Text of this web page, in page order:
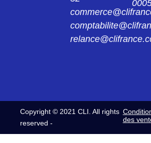
Copyright © 2021 CLI. All rights
reserved -
des